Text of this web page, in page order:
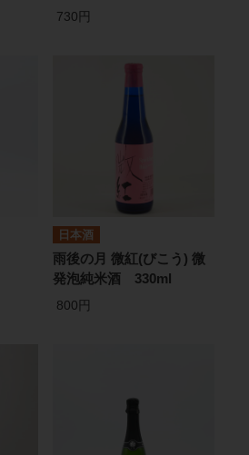
730円
日本酒
雨後の月 微紅(びこう) 微
発泡純米酒 330ml
800円